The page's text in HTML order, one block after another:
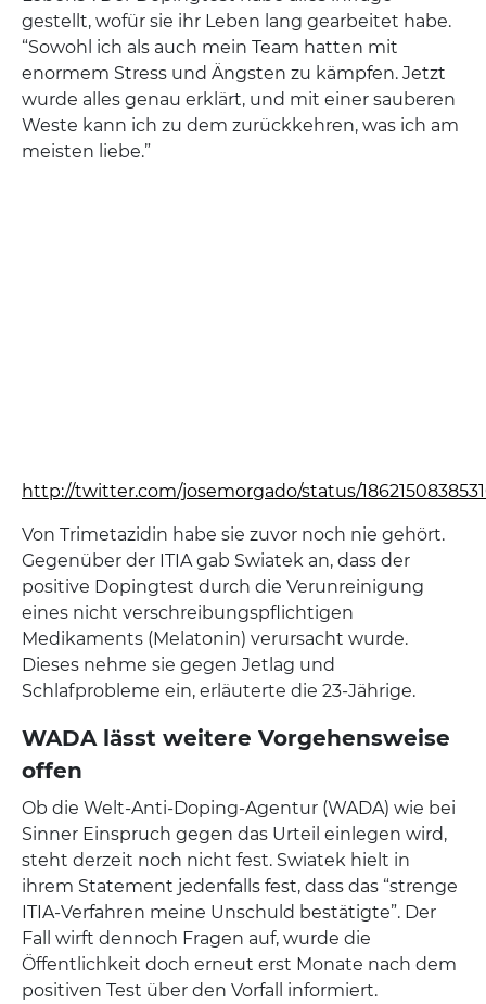
gestellt, wofür sie ihr Leben lang gearbeitet habe.
“Sowohl ich als auch mein Team hatten mit
enormem Stress und Ängsten zu kämpfen. Jetzt
wurde alles genau erklärt, und mit einer sauberen
Weste kann ich zu dem zurückkehren, was ich am
meisten liebe.”
http://twitter.com/josemorgado/status/
Von Trimetazidin habe sie zuvor noch nie gehört.
Gegenüber der ITIA gab Swiatek an, dass der
positive Dopingtest durch die Verunreinigung
eines nicht verschreibungspflichtigen
Medikaments (Melatonin) verursacht wurde.
Dieses nehme sie gegen Jetlag und
Schlafprobleme ein, erläuterte die 23-Jährige.
WADA lässt weitere Vorgehensweise
offen
Ob die Welt-Anti-Doping-Agentur (WADA) wie bei
Sinner Einspruch gegen das Urteil einlegen wird,
steht derzeit noch nicht fest. Swiatek hielt in
ihrem Statement jedenfalls fest, dass das “strenge
ITIA-Verfahren meine Unschuld bestätigte”. Der
Fall wirft dennoch Fragen auf, wurde die
Öffentlichkeit doch erneut erst Monate nach dem
positiven Test über den Vorfall informiert.